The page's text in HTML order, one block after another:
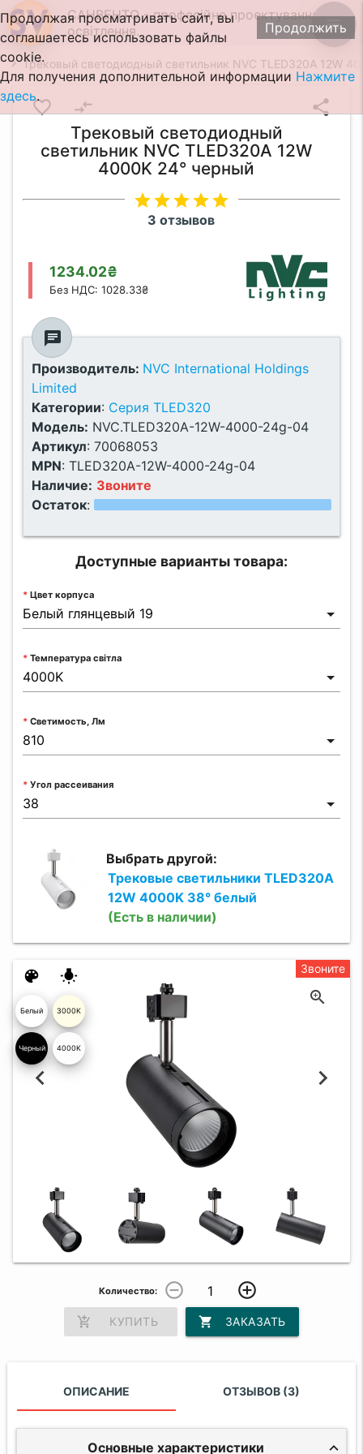
САНВЕНТО - професійне проектування
освітлення.
menu
Трековый светодиодный светильник NVC TLED320A 12W
favorite_border compare_arrows share
Трековый светодиодный
светильник NVC TLED320A 12W
4000K 24° черный
starstarstarstarstar
3 отзывов
1234.02₴
Без НДС: 1028.33₴
chat
Производитель: NVC International Holdings
Limited
Категории: Серия TLED320
Модель: NVC.TLED320A-12W-4000-24g-04
Артикул:70068053
MPN:TLED320A-12W-4000-24g-04
Наличие: Звоните
Остаток:
Доступные варианты товара:
Цвет корпуса
Температура світла
Светимость, Лм
Угол рассеивания
Выбрать другой:
Трековые светильники TLED320A
12W 4000K 38° белый
(Есть в наличии)
color_lens
Белый
глянцев
ый 19
Черный
04
wb_incandescent
3000K
4000K
Звоните
Количество: remove_circle_outline add_circle_outline
add_shopping_cart КУПИТЬ shopping_cart ЗАКАЗАТЬ
ОПИСАНИЕ ОТЗЫВОВ (3)
Основные характеристики
Продолжить
Продолжая просматривать сайт, вы
соглашаетесь использовать файлы
cookie.
Для получения дополнительной информации Нажмите
здесь.